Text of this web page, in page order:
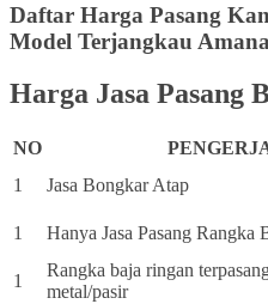
Daftar Harga Pasang
Model Terjangkau
Harga Jasa Pasang
NO
1
Jasa Bongkar Atap
1
Hanya Jasa Pasang Rangka
1
Rangka baja ringan
metal/pasir